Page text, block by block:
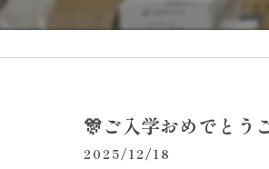
🎊ご入学おめでとう
2025/12/18